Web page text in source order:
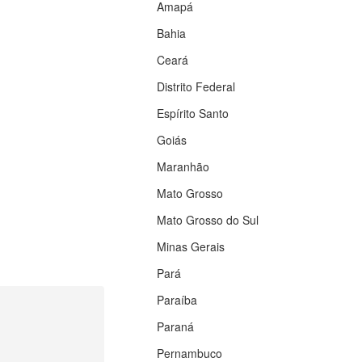
Amapá
Bahia
Ceará
Distrito Federal
Espírito Santo
Goiás
Maranhão
Mato Grosso
Mato Grosso do Sul
Minas Gerais
Pará
Paraíba
Paraná
Pernambuco